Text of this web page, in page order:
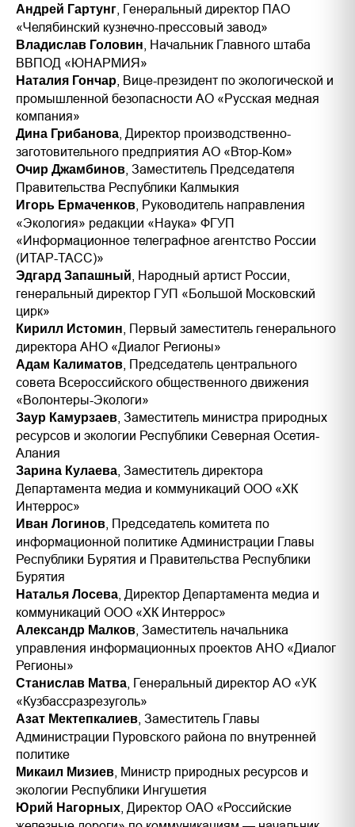
Андрей Гартунг , Генеральный директор ПАО
«Челябинский кузнечно-прессовый завод»
Владислав Головин , Начальник Главного штаба
ВВПОД «ЮНАРМИЯ»
Наталия Гончар , Вице-президент по экологической и
промышленной безопасности АО «Русская медная
компания»
Дина Грибанова , Директор производственно-
заготовительного предприятия АО «Втор-Ком»
Очир Джамбинов , Заместитель Председателя
Правительства Республики Калмыкия
Игорь Ермаченков , Руководитель направления
«Экология» редакции «Наука» ФГУП
«Информационное телеграфное агентство России
(ИТАР-ТАСС)»
Эдгард Запашный , Народный артист России,
генеральный директор ГУП «Большой Московский
цирк»
Кирилл Истомин , Первый заместитель генерального
директора АНО «Диалог Регионы»
Адам Калиматов , Председатель центрального
совета Всероссийского общественного движения
«Волонтеры-Экологи»
Заур Камурзаев , Заместитель министра природных
ресурсов и экологии Республики Северная Осетия-
Алания
Зарина Кулаева , Заместитель директора
Департамента медиа и коммуникаций ООО «ХК
Интеррос»
Иван Логинов , Председатель комитета по
информационной политике Администрации Главы
Республики Бурятия и Правительства Республики
Бурятия
Наталья Лосева , Директор Департамента медиа и
коммуникаций ООО «ХК Интеррос»
Александр Малков , Заместитель начальника
управления информационных проектов АНО «Диалог
Регионы»
Станислав Матва , Генеральный директор АО «УК
«Кузбассразрезуголь»
Азат Мектепкалиев , Заместитель Главы
Администрации Пуровского района по внутренней
политике
Микаил Мизиев , Министр природных ресурсов и
экологии Республики Ингушетия
Юрий Нагорных , Директор ОАО «Российские